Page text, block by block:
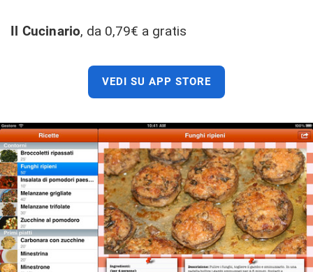
Il Cucinario, da 0,79€ a gratis
VEDI SU APP STORE